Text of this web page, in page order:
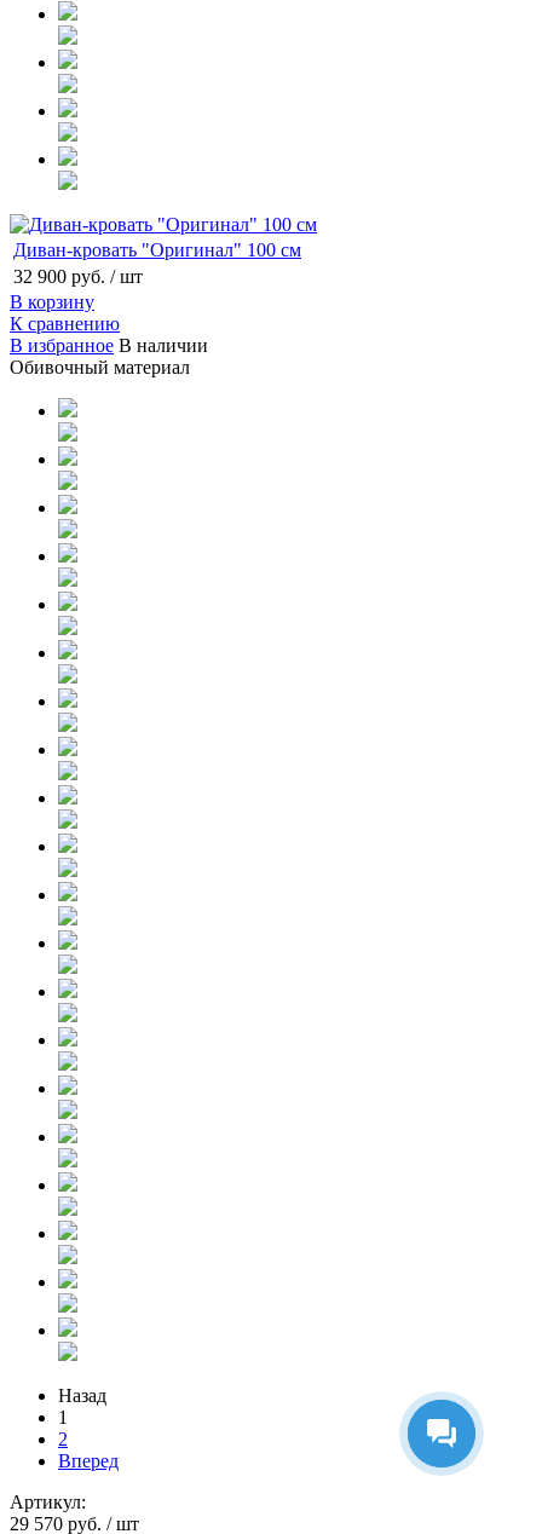
Диван-кровать "Оригинал" 100 см
32 900 руб. / шт
В корзину
К сравнению
В избранное В наличии
Обивочный материал
Назад
1
2
Вперед
Артикул:
29 570 руб. / шт